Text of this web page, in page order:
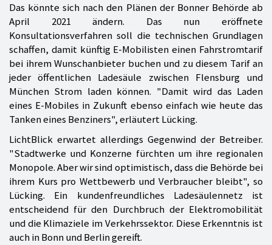
Das könnte sich nach den Plänen der Bonner Behörde ab
April 2021 ändern. Das nun eröffnete
Konsultationsverfahren soll die technischen Grundlagen
schaffen, damit künftig E-Mobilisten einen Fahrstromtarif
bei ihrem Wunschanbieter buchen und zu diesem Tarif an
jeder öffentlichen Ladesäule zwischen Flensburg und
München Strom laden können. "Damit wird das Laden
eines E-Mobiles in Zukunft ebenso einfach wie heute das
Tanken eines Benziners", erläutert Lücking.
LichtBlick erwartet allerdings Gegenwind der Betreiber.
"Stadtwerke und Konzerne fürchten um ihre regionalen
Monopole. Aber wir sind optimistisch, dass die Behörde bei
ihrem Kurs pro Wettbewerb und Verbraucher bleibt", so
Lücking. Ein kundenfreundliches Ladesäulennetz ist
entscheidend für den Durchbruch der Elektromobilität
und die Klimaziele im Verkehrssektor. Diese Erkenntnis ist
auch in Bonn und Berlin gereift.